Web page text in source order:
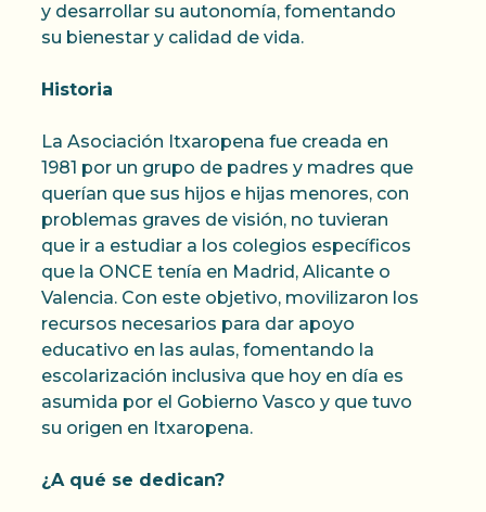
y desarrollar su autonomía, fomentando
su bienestar y calidad de vida.
Historia
La Asociación Itxaropena fue creada en
1981 por un grupo de padres y madres que
querían que sus hijos e hijas menores, con
problemas graves de visión, no tuvieran
que ir a estudiar a los colegios específicos
que la ONCE tenía en Madrid, Alicante o
Valencia. Con este objetivo, movilizaron los
recursos necesarios para dar apoyo
educativo en las aulas, fomentando la
escolarización inclusiva que hoy en día es
asumida por el Gobierno Vasco y que tuvo
su origen en Itxaropena.
¿A qué se dedican?